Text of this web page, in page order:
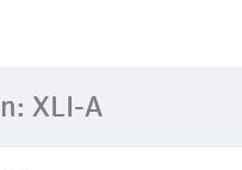
XLI-A